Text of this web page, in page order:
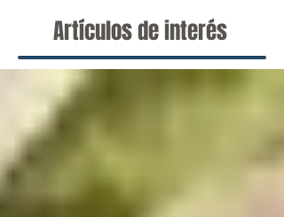
Artículos de interés